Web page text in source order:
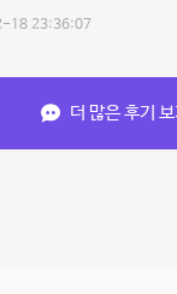
18 23:36:07
더 많은 후기 보